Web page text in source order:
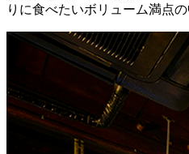
りに食べたいボリューム満点の